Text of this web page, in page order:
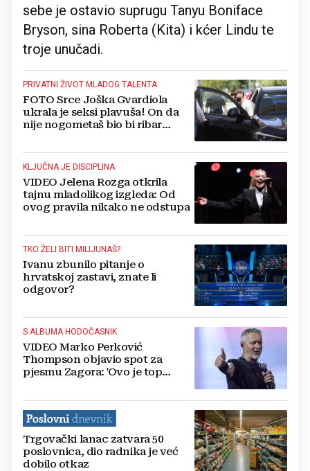
sebe je ostavio suprugu Tanyu Boniface
Bryson, sina Roberta (Kita) i kćer Lindu te
troje unučadi.
PRIVATNI ŽIVOT MLADOG TALENTA
FOTO Srce Joška Gvardiola
ukrala je seksi plavuša! On da
nije nogometaš bio bi ribar
KLJUČNA JE DISCIPLINA
VIDEO Jelena Rozga otkrila
tajnu mladolikog izgleda: Od
ovog pravila nikako ne odstupa
TKO ŽELI BITI MILIJUNAŠ?
Ivanu zbunilo pitanje o
hrvatskoj zastavi, znate li
odgovor?
S ALBUMA HODOČASNIK
VIDEO Marko Perković
Thompson objavio spot za
pjesmu Zagora: 'Ovo je top
Trgovački lanac zatvara 50
poslovnica, dio radnika je već
dobilo otkaz